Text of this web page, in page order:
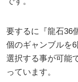
要するに『龍石36
個のギャンブルを
選択する事が可能
っています。